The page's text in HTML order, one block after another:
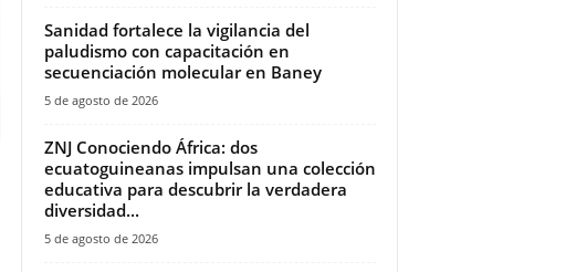
Sanidad fortalece la vigilancia del
paludismo con capacitación en
secuenciación molecular en Baney
5 de agosto de 2026
ZNJ Conociendo África: dos
ecuatoguineanas impulsan una colección
educativa para descubrir la verdadera
diversidad...
5 de agosto de 2026